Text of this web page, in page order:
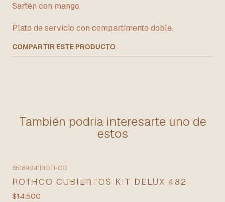
Sartén con mango.
Plato de servicio con compartimento doble.
COMPARTIR ESTE PRODUCTO
También podría interesarte uno de
estos
65189041 ROTHCO
ROTHCO CUBIERTOS KIT DELUX 482
$14.500